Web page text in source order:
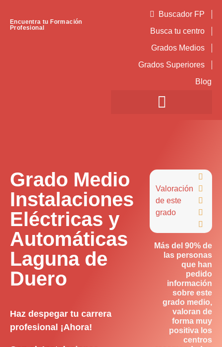
Encuentra tu Formación
Profesional
Buscador FP
Busca tu centro
Grados Medios
Grados Superiores
Blog
Grado Medio
Instalaciones
Eléctricas y
Automáticas
Laguna de
Duero
Haz despegar tu carrera
profesional ¡Ahora!
Valoración
de este
grado





Más del 90% de
las personas
que han
pedido
información
sobre este
grado medio,
valoran de
forma muy
positiva los
centros